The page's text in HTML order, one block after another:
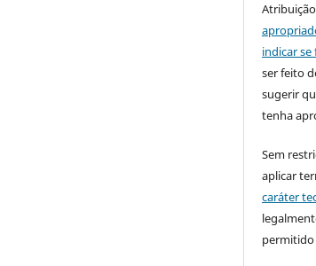
indicar
ser feito
sugerir
tenha
Sem
aplicar
caráter
permitido